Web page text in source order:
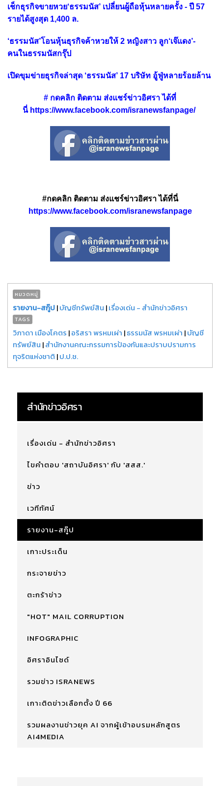
เช็กธุรกิจขายหวย‘ธรรมนัส’ เปลี่ยนผู้ถือหุ้นหลายครั้ง - ปี 57
รายได้สูงสุด 1,400 ล.
‘ธรรมนัส’โอนหุ้นธุรกิจค้าหวยให้ 2 หญิงสาว ลูก‘เจ๊แดง’-
คนในธรรมนัสกรุ๊ป
เปิดขุมข่ายธุรกิจล่าสุด ‘ธรรมนัส’ 17 บริษัท อู้ฟู่หลายร้อยล้าน
# กดคลิก ติดตาม ส่งแชร์ข่าวอิศรา ได้ที่
นี่ https://www.facebook.com/isranewsfanpage/
#กดคลิก ติดตาม ส่งแชร์ข่าวอิศรา ได้ที่นี่
https://www.facebook.com/isranewsfanpage
หมวดหมู่
รายงาน-สกู๊ป|บัญชีทรัพย์สิน |เรื่องเด่น - สำนักข่าวอิศรา
TAGS
วิภาดา เมืองโคตร |อริสรา พรหมเผ่า |ธรรมนัส พรหมเผ่า |บัญชี
ทรัพย์สิน |สำนักงานคณะกรรมการป้องกันและปราบปรามการ
ทุจริตแห่งชาติ |ป.ป.ช.
สำนักข่าวอิศรา
เรื่องเด่น - สำนักข่าวอิศรา
ไขคำตอบ 'สถาบันอิศรา' กับ 'สสส.'
ข่าว
เวทีทัศน์
รายงาน-สกู๊ป
เกาะประเด็น
กระจายข่าว
ตะกร้าข่าว
"HOT" MAIL CORRUPTION
INFOGRAPHIC
อิศราอินไซด์
รวมข่าว ISRANEWS
เกาะติดข่าวเลือกตั้ง ปี 66
รวมผลงานข่าวยุค AI จากผู้เข้าอบรมหลักสูตร
AI4MEDIA